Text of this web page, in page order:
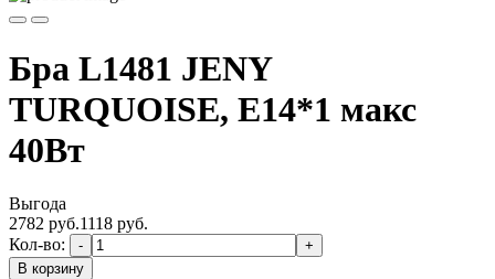
Бра L1481 JENY
TURQUOISE, E14*1 макс
40Вт
Выгода
2782 руб.1118 руб.
Кол-во:
-
+
В корзину